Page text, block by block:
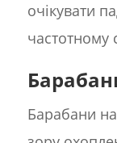
очікувати
частотному
Барабани